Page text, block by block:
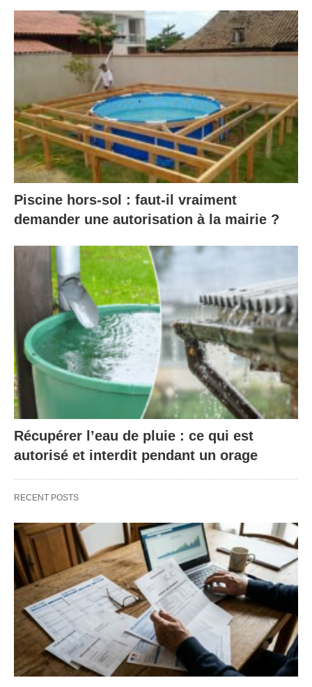
Piscine hors-sol : faut-il vraiment
demander une autorisation à la mairie ?
Récupérer l’eau de pluie : ce qui est
autorisé et interdit pendant un orage
RECENT POSTS